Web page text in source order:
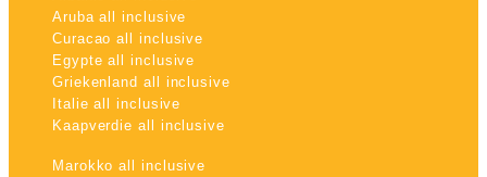
Aruba all inclusive
Curacao all inclusive
Egypte all inclusive
Griekenland all inclusive
Italie all inclusive
Kaapverdie all inclusive
Marokko all inclusive